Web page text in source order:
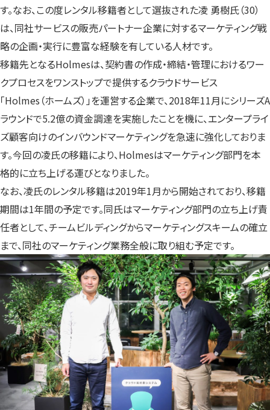
す。なお、この度レンタル移籍者として選抜された凌 勇樹氏（30）
は、同社サービスの販売パートナー企業に対するマーケティング戦
略の企画・実行に豊富な経験を有している人材です。
移籍先となるHolmesは、契約書の作成・締結・管理におけるワー
クプロセスをワンストップで提供するクラウドサービス
「Holmes（ホームズ）」を運営する企業で、2018年11月にシリーズA
ラウンドで5.2億の資金調達を実施したことを機に、エンタープライ
ズ顧客向けのインバウンドマーケティングを急速に強化しておりま
す。今回の凌氏の移籍により、Holmesはマーケティング部門を本
格的に立ち上げる運びとなりました。
なお、凌氏のレンタル移籍は2019年1月から開始されており、移籍
期間は1年間の予定です。同氏はマーケティング部門の立ち上げ責
任者として、チームビルディングからマーケティングスキームの確立
まで、同社のマーケティング業務全般に取り組む予定です。